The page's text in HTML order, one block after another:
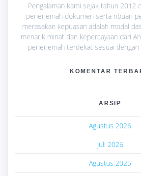
Pengalaman kami sejak tahun 2012
penerjemah dokumen serta ribuan
merasakan kepuasan adalah modal
menarik minat dan kepercayaan dari
penerjemah terdekat sesuai dengan
KOMENTAR
ARSIP
Agustus 2026
Juli 2026
Agustus 2025